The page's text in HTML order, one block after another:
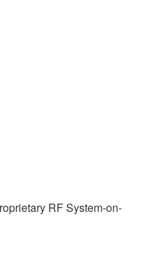
RF System-on-